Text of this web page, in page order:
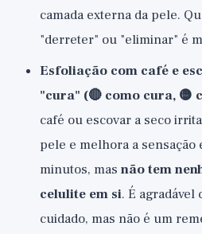
camada externa da pele.
"derreter" ou "eliminar" é
Esfoliação com café e
"cura" (🔴 como cura, 🟡
café ou escovar a seco
pele e melhora a
minutos, mas não tem
celulite em si. É
cuidado, mas não é um